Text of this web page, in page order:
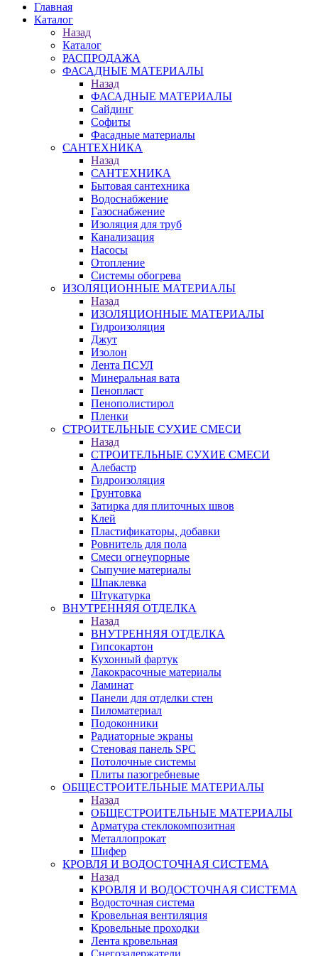
Главная
Каталог
Назад
Каталог
РАСПРОДАЖА
ФАСАДНЫЕ МАТЕРИАЛЫ
Назад
ФАСАДНЫЕ МАТЕРИАЛЫ
Сайдинг
Софиты
Фасадные материалы
САНТЕХНИКА
Назад
САНТЕХНИКА
Бытовая сантехника
Водоснабжение
Газоснабжение
Изоляция для труб
Канализация
Насосы
Отопление
Системы обогрева
ИЗОЛЯЦИОННЫЕ МАТЕРИАЛЫ
Назад
ИЗОЛЯЦИОННЫЕ МАТЕРИАЛЫ
Гидроизоляция
Джут
Изолон
Лента ПСУЛ
Минеральная вата
Пенопласт
Пенополистирол
Пленки
СТРОИТЕЛЬНЫЕ СУХИЕ СМЕСИ
Назад
СТРОИТЕЛЬНЫЕ СУХИЕ СМЕСИ
Алебастр
Гидроизоляция
Грунтовка
Затирка для плиточных швов
Клей
Пластификаторы, добавки
Ровнитель для пола
Смеси огнеупорные
Сыпучие материалы
Шпаклевка
Штукатурка
ВНУТРЕННЯЯ ОТДЕЛКА
Назад
ВНУТРЕННЯЯ ОТДЕЛКА
Гипсокартон
Кухонный фартук
Лакокрасочные материалы
Ламинат
Панели для отделки стен
Пиломатериал
Подоконники
Радиаторные экраны
Стеновая панель SPC
Потолочные системы
Плиты пазогребневые
ОБЩЕСТРОИТЕЛЬНЫЕ МАТЕРИАЛЫ
Назад
ОБЩЕСТРОИТЕЛЬНЫЕ МАТЕРИАЛЫ
Арматура стеклокомпозитная
Металлопрокат
Шифер
КРОВЛЯ И ВОДОСТОЧНАЯ СИСТЕМА
Назад
КРОВЛЯ И ВОДОСТОЧНАЯ СИСТЕМА
Водосточная система
Кровельная вентиляция
Кровельные проходки
Лента кровельная